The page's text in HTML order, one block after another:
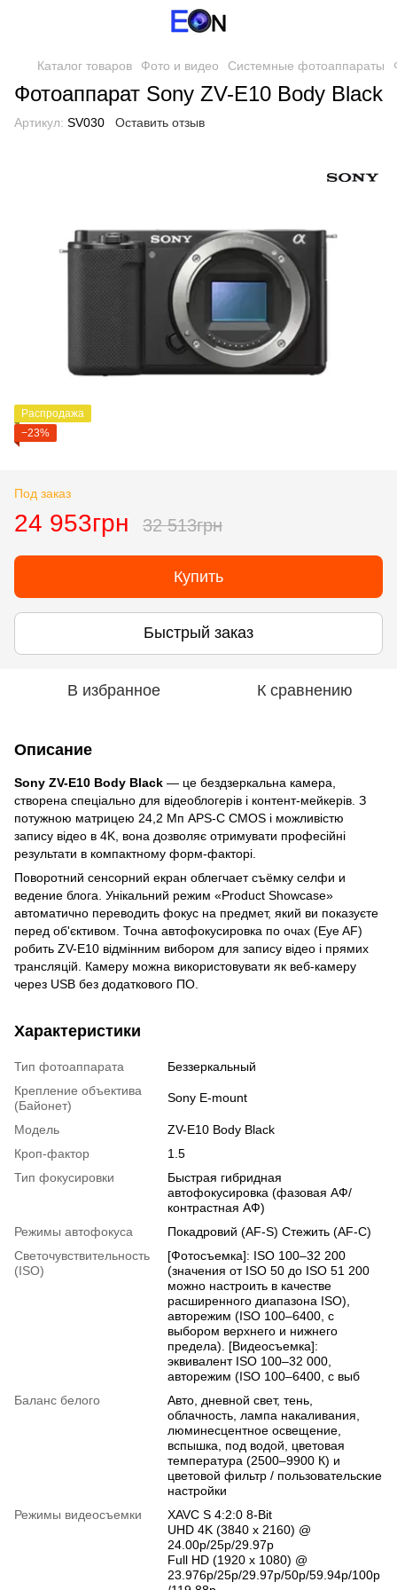
Каталог товаров Фото и видео Системные фотоаппараты
Фотоаппарат Sony ZV-E10 Body Black
Артикул: SV030 Оставить отзыв
Распродажа
−23%
Под заказ
24 953грн 32 513грн
Купить
Быстрый заказ
В избранное К сравнению
Описание
Sony ZV-E10 Body Black — це бездзеркальна камера,
створена спеціально для відеоблогерів і контент-мейкерів. З
потужною матрицею 24,2 Мп APS-C CMOS і можливістю
запису відео в 4K, вона дозволяє отримувати професійні
результати в компактному форм-факторі.
Поворотний сенсорний екран облегчает съёмку селфи и
ведение блога. Унікальний режим «Product Showcase»
автоматично переводить фокус на предмет, який ви показуєте
перед об'єктивом. Точна автофокусировка по очах (Eye AF)
робить ZV-E10 відмінним вибором для запису відео і прямих
трансляцій. Камеру можна використовувати як веб-камеру
через USB без додаткового ПО.
Характеристики
Тип фотоаппарата
Беззеркальный
Крепление объектива
(Байонет)
Sony E-mount
Модель
ZV-E10 Body Black
Кроп-фактор
1.5
Тип фокусировки
Быстрая гибридная
автофокусировка (фазовая АФ/
контрастная АФ)
Режимы автофокуса
Покадровий (AF-S) Стежить (AF-C)
Светочувствительность
(ISO)
[Фотосъемка]: ISO 100–32 200
(значения от ISO 50 до ISO 51 200
можно настроить в качестве
расширенного диапазона ISO),
авторежим (ISO 100–6400, с
выбором верхнего и нижнего
предела). [Видеосъемка]:
эквивалент ISO 100–32 000,
авторежим (ISO 100–6400, с выб
Баланс белого
Авто, дневной свет, тень,
облачность, лампа накаливания,
люминесцентное освещение,
вспышка, под водой, цветовая
температура (2500–9900 К) и
цветовой фильтр / пользовательские
настройки
Режимы видеосъемки
XAVC S 4:2:0 8-Bit
UHD 4K (3840 x 2160) @
24.00p/25p/29.97p
Full HD (1920 x 1080) @
23.976p/25p/29.97p/50p/59.94p/100p